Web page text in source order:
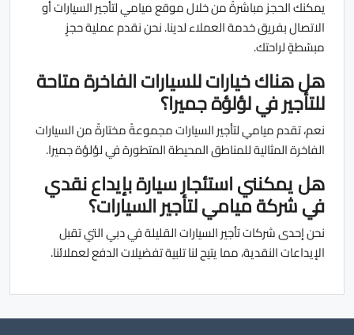
يمكنك الحجز مباشرةً من خلال موقع ميامي لتأجير السيارات أو
الاتصال بفريق خدمة العملاء لدينا. نحن نقدم عملية حجزٍ
مبسّطةٍ لراحتك.
هل هناك خيارات للسيارات الفاخرة متاحة
للتأجير في لؤلؤة جميرا؟
نعم، تقدم ميامي لتأجير السيارات مجموعةً مختارةً من السيارات
الفاخرة المثالية للمناطق المحيطة المتطورة في لؤلؤة جميرا.
هل يمكنني استئجار سيارة بإيداع نقدي
في شركة ميامي لتأجير السيارات؟
نحن إحدى شركات تأجير السيارات القليلة في دبي التي تقبل
الإيداعات النقدية، مما يتيح لنا تلبية تفضيلات الدفع لعملائنا.